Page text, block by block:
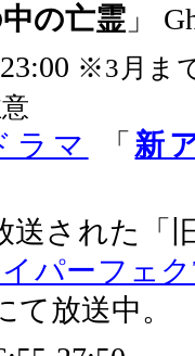
の亡霊 」
※3月ま
ラマ 「 新
送された「
パーフェ
て放送中。